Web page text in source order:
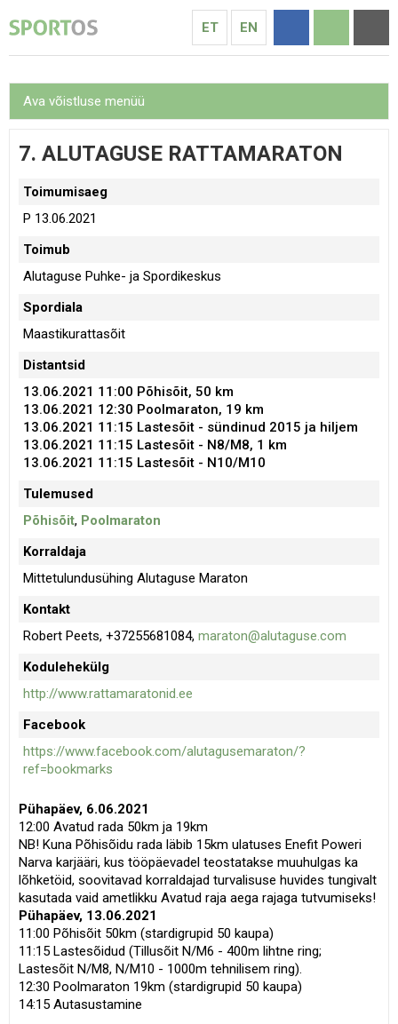
ET EN
Ava võistluse menüü
7. ALUTAGUSE RATTAMARATON
Toimumisaeg
P 13.06.2021
Toimub
Alutaguse Puhke- ja Spordikeskus
Spordiala
Maastikurattasõit
Distantsid
13.06.2021 11:00 Põhisõit, 50 km
13.06.2021 12:30 Poolmaraton, 19 km
13.06.2021 11:15 Lastesõit - sündinud 2015 ja hiljem
13.06.2021 11:15 Lastesõit - N8/M8, 1 km
13.06.2021 11:15 Lastesõit - N10/M10
Tulemused
Põhisõit, Poolmaraton
Korraldaja
Mittetulundusühing Alutaguse Maraton
Kontakt
Robert Peets, +37255681084, maraton@alutaguse.com
Kodulehekülg
http://www.rattamaratonid.ee
Facebook
https://www.facebook.com/alutagusemaraton/?
ref=bookmarks
Pühapäev, 6.06.2021
12:00 Avatud rada 50km ja 19km
NB! Kuna Põhisõidu rada läbib 15km ulatuses Enefit Poweri
Narva karjääri, kus tööpäevadel teostatakse muuhulgas ka
lõhketöid, soovitavad korraldajad turvalisuse huvides tungivalt
kasutada vaid ametlikku Avatud raja aega rajaga tutvumiseks!
Pühapäev, 13.06.2021
11:00 Põhisõit 50km (stardigrupid 50 kaupa)
11:15 Lastesõidud (Tillusõit N/M6 - 400m lihtne ring;
Lastesõit N/M8, N/M10 - 1000m tehnilisem ring).
12:30 Poolmaraton 19km (stardigrupid 50 kaupa)
14:15 Autasustamine